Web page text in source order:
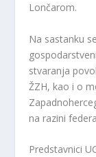
Lončarom.
Na sastanku
stvaranja
ŽZH, kao i o
na razini
Predstavnici